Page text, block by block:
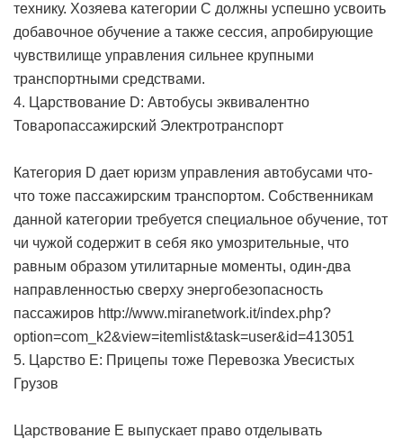
технику. Хозяева категории C должны успешно усвоить
добавочное обучение а также сессия, апробирующие
чувствилище управления сильнее крупными
транспортными средствами.
4. Царствование D: Автобусы эквивалентно
Товаропассажирский Электротранспорт
Категория D дает юризм управления автобусами что-
что тоже пассажирским транспортом. Собственникам
данной категории требуется специальное обучение, тот
чи чужой содержит в себя яко умозрительные, что
равным образом утилитарные моменты, один-два
направленностью сверху энергобезопасность
пассажиров http://www.miranetwork.it/index.php?
option=com_k2&view=itemlist&task=user&id=413051
5. Царство E: Прицепы тоже Перевозка Увесистых
Грузов
Царствование E выпускает право отделывать